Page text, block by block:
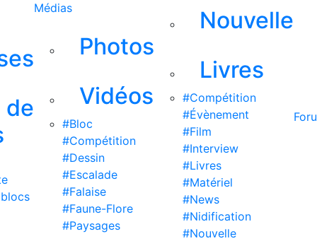
de
Médias
Photos
Vidéos
#Bloc
#Compétition
#Dessin
#Escalade
#Falaise
#Faune-Flore
#Paysages
Nouvelle
Livres
#Compétition
#Évènement
#Film
#Interview
#Livres
#Matériel
#News
#Nidification
#Nouvelle